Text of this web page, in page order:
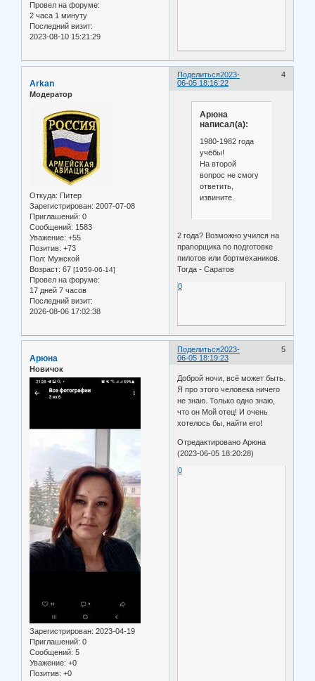
Провел на форуме:
2 часа 1 минуту
Последний визит:
2023-08-10 15:21:29
Поделиться 4
2023-
06-05 18:16:22
Arkan
Модератор
Откуда: Питер
Зарегистрирован: 2007-07-08
Приглашений: 0
Сообщений: 1583
Уважение: +55
Позитив: +73
Пол: Мужской
Возраст: 67 [1959-06-14]
Провел на форуме:
17 дней 7 часов
Последний визит:
2026-08-06 17:02:38
Арюна
написал(а):
1980-1982 года
учёбы!
На второй
вопрос не смогу
ответить,
извините.
2 года? Возможно учился на
прапорщика по подготовке
пилотов или бортмехаников.
Тогда - Саратов
0
Поделиться 5
2023-
06-05 18:19:23
Арюна
Новичок
Зарегистрирован: 2023-04-19
Приглашений: 0
Сообщений: 5
Уважение: +0
Позитив: +0
Доброй ночи, всё может быть.
Я про этого человека ничего
не знаю. Только одно знаю,
что он Мой отец! И очень
хотелось бы, найти его!
Отредактировано Арюна
(2023-06-05 18:20:28)
0